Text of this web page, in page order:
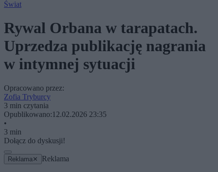
Świat
Rywal Orbana w tarapatach.
Uprzedza publikację nagrania
w intymnej sytuacji
Opracowano przez:
Zofia Tryburcy
3 min czytania
Opublikowano:12.02.2026 23:35
•
3 min
Dołącz do dyskusji!
Reklama ✕ Reklama